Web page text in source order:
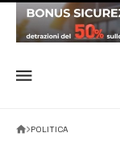
POLITICA